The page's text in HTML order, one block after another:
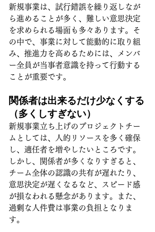
新規事業は、試行錯誤を繰り返しなが
ら進めることが多く、難しい意思決定
を求められる場面も多々あります。そ
の中で、事業に対して能動的に取り組
み、推進力を高めるためには、メンバ
ー全員が当事者意識を持って行動する
ことが重要です。
関係者は出来るだけ少なくする
（多くしすぎない）
新規事業立ち上げのプロジェクトチー
ムとしては、人的リソースを多く確保
し、適任者を増やしたいところです。
しかし、関係者が多くなりすぎると、
チーム全体の認識の共有が遅れたり、
意思決定が遅くなるなど、スピード感
が損なわれる懸念があります。また、
過剰な人件費は事業の負担となりま
す。